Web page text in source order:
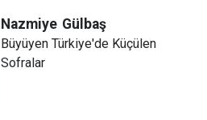
Nazmiye Gülbaş
Büyüyen Türkiye'de Küçülen
Sofralar